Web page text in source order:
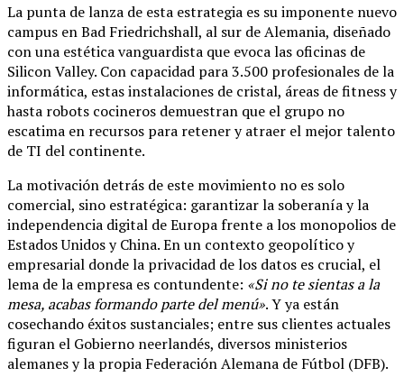
La punta de lanza de esta estrategia es su imponente nuevo
campus en Bad Friedrichshall, al sur de Alemania, diseñado
con una estética vanguardista que evoca las oficinas de
Silicon Valley. Con capacidad para 3.500 profesionales de la
informática, estas instalaciones de cristal, áreas de fitness y
hasta robots cocineros demuestran que el grupo no
escatima en recursos para retener y atraer el mejor talento
de TI del continente.
La motivación detrás de este movimiento no es solo
comercial, sino estratégica: garantizar la soberanía y la
independencia digital de Europa frente a los monopolios de
Estados Unidos y China. En un contexto geopolítico y
empresarial donde la privacidad de los datos es crucial, el
lema de la empresa es contundente: «Si no te sientas a la
mesa, acabas formando parte del menú». Y ya están
cosechando éxitos sustanciales; entre sus clientes actuales
figuran el Gobierno neerlandés, diversos ministerios
alemanes y la propia Federación Alemana de Fútbol (DFB).